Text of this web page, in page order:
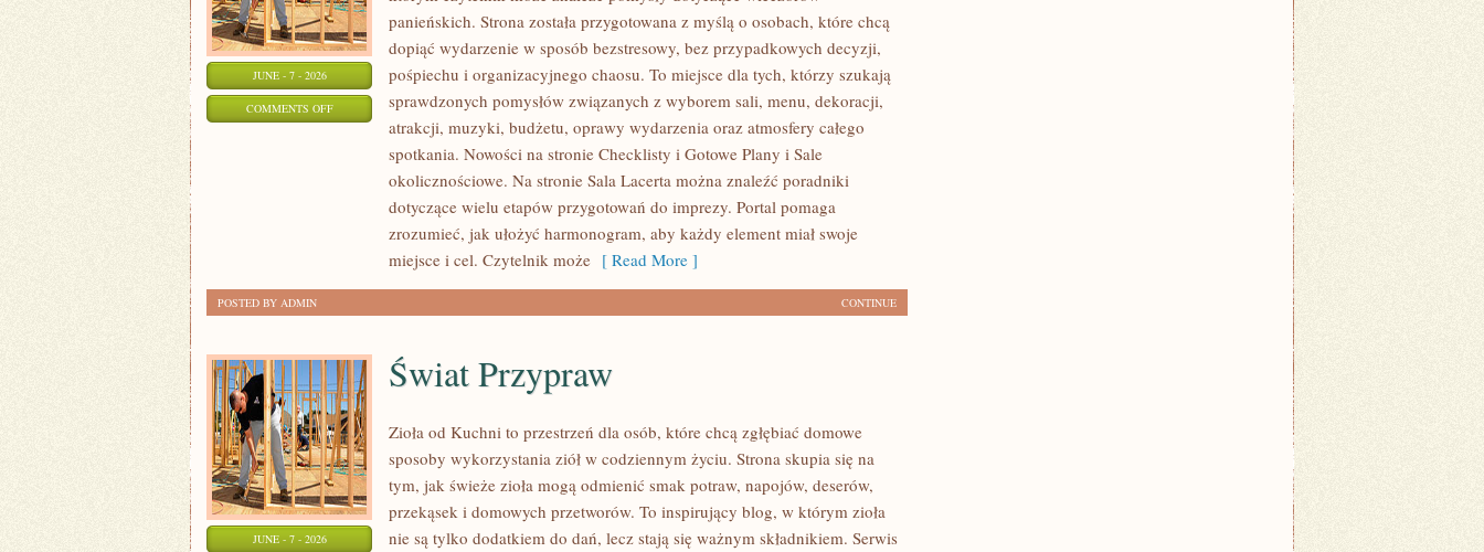
JUNE - 7 - 2026
COMMENTS OFFON
DEKORACJE
ARANŻACJE
panieńskich. Strona została przygotowana z myślą o osobach, które chcą
dopiąć wydarzenie w sposób bezstresowy, bez przypadkowych decyzji,
pośpiechu i organizacyjnego chaosu. To miejsce dla tych, którzy szukają
sprawdzonych pomysłów związanych z wyborem sali, menu, dekoracji,
atrakcji, muzyki, budżetu, oprawy wydarzenia oraz atmosfery całego
spotkania. Nowości na stronie Checklisty i Gotowe Plany i Sale
okolicznościowe. Na stronie Sala Lacerta można znaleźć poradniki
dotyczące wielu etapów przygotowań do imprezy. Portal pomaga
zrozumieć, jak ułożyć harmonogram, aby każdy element miał swoje
miejsce i cel. Czytelnik może [ Read More ]
CONTINUE
POSTED BY ADMIN
JUNE - 7 - 2026
Świat Przypraw
Zioła od Kuchni to przestrzeń dla osób, które chcą zgłębiać domowe
sposoby wykorzystania ziół w codziennym życiu. Strona skupia się na
tym, jak świeże zioła mogą odmienić smak potraw, napojów, deserów,
przekąsek i domowych przetworów. To inspirujący blog, w którym zioła
nie są tylko dodatkiem do dań, lecz stają się ważnym składnikiem. Serwis